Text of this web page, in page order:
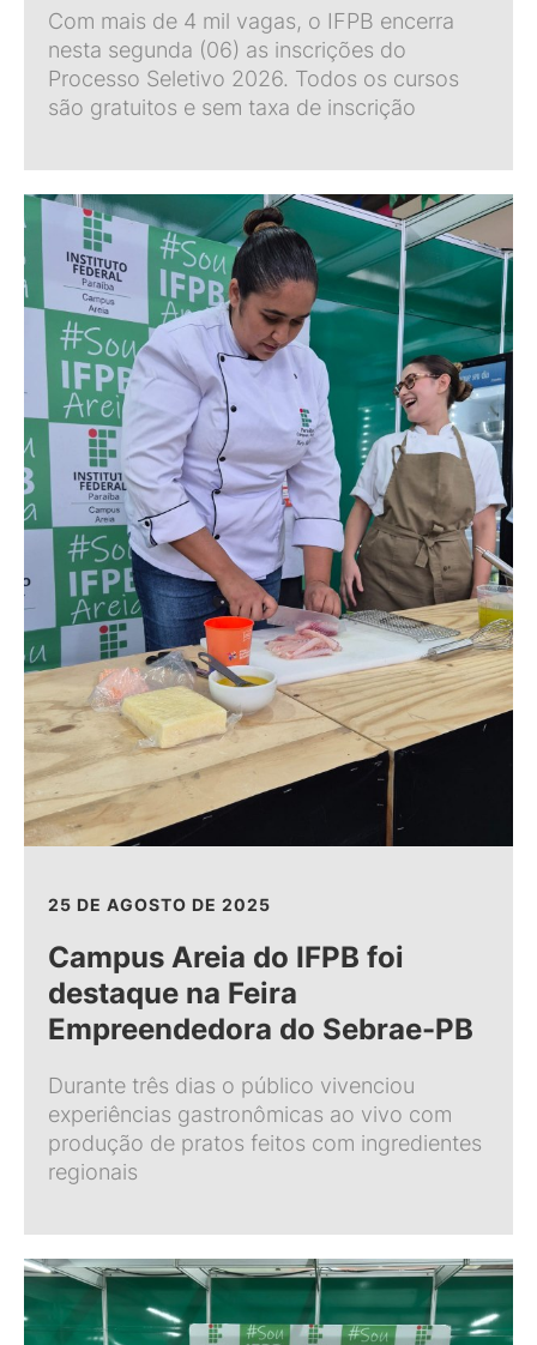
Com mais de 4 mil vagas, o IFPB encerra
nesta segunda (06) as inscrições do
Processo Seletivo 2026. Todos os cursos
são gratuitos e sem taxa de inscrição
25 DE AGOSTO DE 2025
Campus Areia do IFPB foi
destaque na Feira
Empreendedora do Sebrae-PB
Durante três dias o público vivenciou
experiências gastronômicas ao vivo com
produção de pratos feitos com ingredientes
regionais